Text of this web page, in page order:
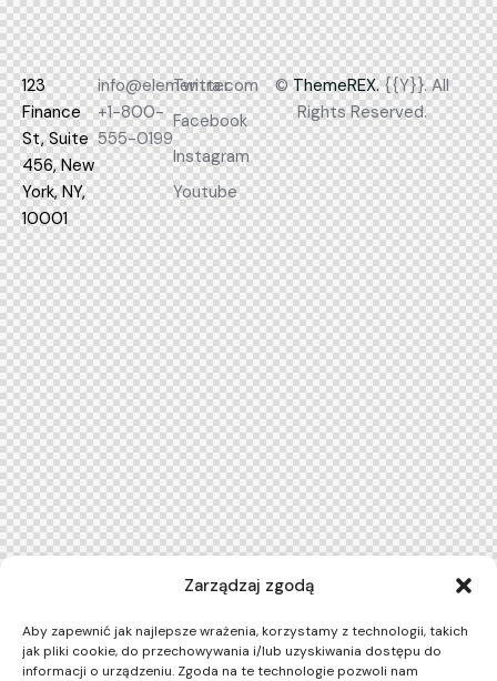
Zarządzaj zgodą
Aby zapewnić jak najlepsze wrażenia, korzystamy z technologii, takich
jak pliki cookie, do przechowywania i/lub uzyskiwania dostępu do
informacji o urządzeniu. Zgoda na te technologie pozwoli nam
123
Finance
St, Suite
456, New
York, NY,
10001
info@elementra.com
+1-800-
555-0199
Twitter
Facebook
Instagram
Youtube
© ThemeREX. {{Y}}. All
Rights Reserved.